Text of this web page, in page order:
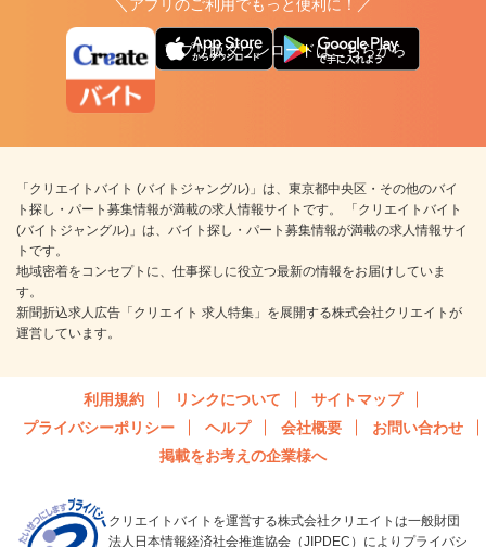
＼アプリのご利用でもっと便利に！／
アプリ版ダウンロードはこちらから
「クリエイトバイト (バイトジャングル)」は、東京都中央区・その他のバイ
ト探し・パート募集情報が満載の求人情報サイトです。 「クリエイトバイト
(バイトジャングル)」は、バイト探し・パート募集情報が満載の求人情報サイ
トです。
地域密着をコンセプトに、仕事探しに役立つ最新の情報をお届けしていま
す。
新聞折込求人広告「クリエイト 求人特集」を展開する株式会社クリエイトが
運営しています。
利用規約 リンクについて
サイトマップ
プライバシーポリシー
ヘルプ 会社概要
お問い合わせ
掲載をお考えの企業様へ
クリエイトバイトを運営する株式会社クリエイトは一般財団
法人日本情報経済社会推進協会（JIPDEC）によりプライバシ